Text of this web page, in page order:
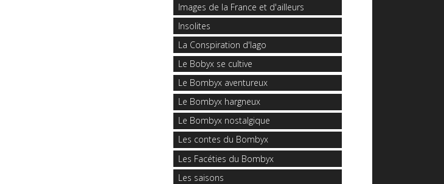
Images de la France et d'ailleurs
Insolites
La Conspiration d'Iago
Le Bobyx se cultive
Le Bombyx aventureux
Le Bombyx hargneux
Le Bombyx nostalgique
Les contes du Bombyx
Les Facéties du Bombyx
Les saisons